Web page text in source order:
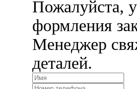
Пожалуйста,
формления
Менеджер
деталей.